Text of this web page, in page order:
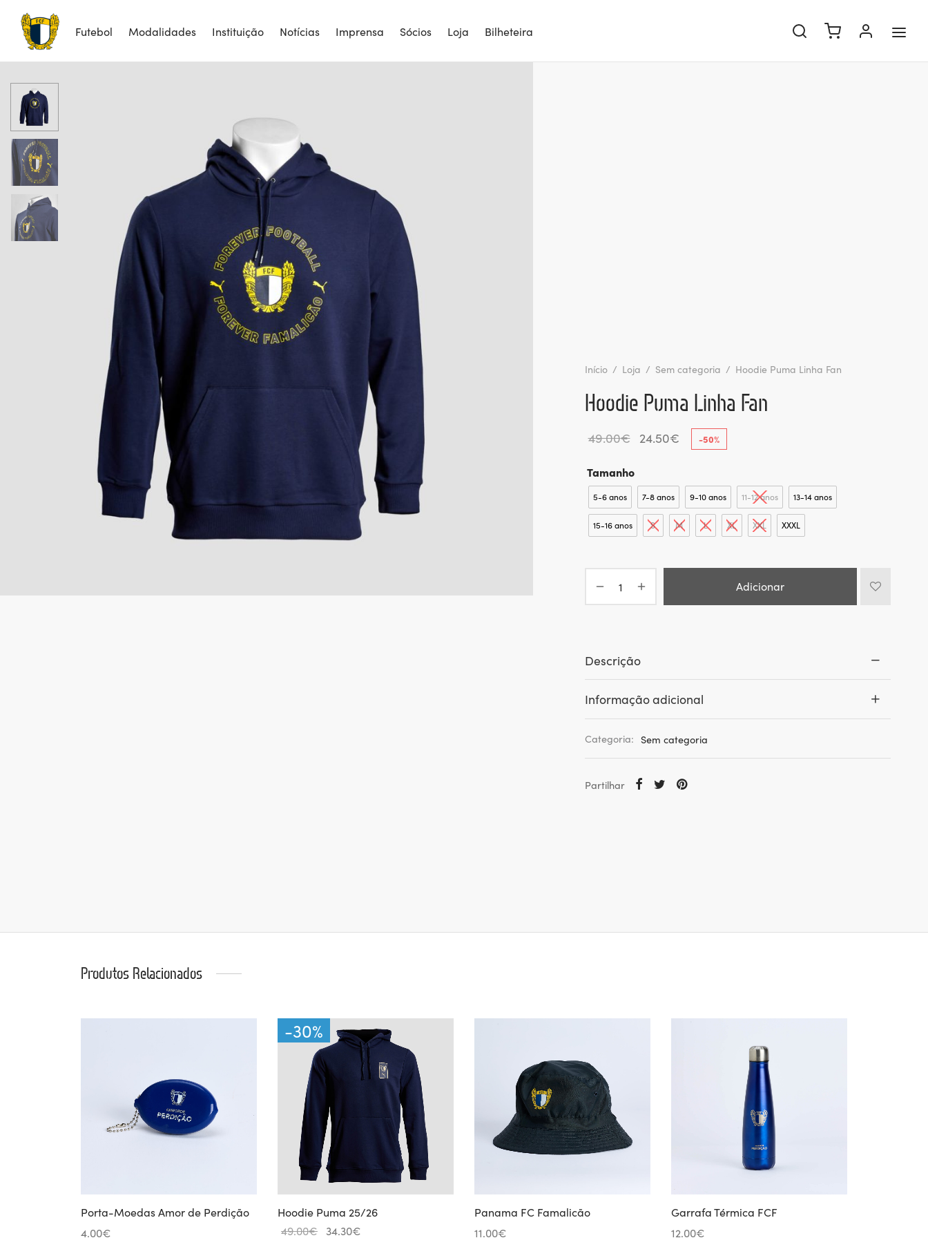
Futebol Modalidades Instituição Notícias Imprensa Sócios Loja Bilheteira
Início / Loja / Sem categoria / Hoodie Puma Linha Fan
Hoodie Puma Linha Fan
49.00€ O
era:
49.00€.
24.50€
24.50€.
-50%
Tamanho
5-6 anos 7-8 anos 9-10 anos 11-12 anos 13-14 anos
15-16 anos S M L XL XXL XXXL
Adicionar
Descrição
Informação adicional
Categoria: Sem categoria
Partilhar
Produtos Relacionados
Porta-Moedas Amor de Perdição
4.00€
-30%
Hoodie Puma 25/26
49.00€ O
34.30€
Panama FC Famalicão
11.00€
Garrafa Térmica FCF
12.00€